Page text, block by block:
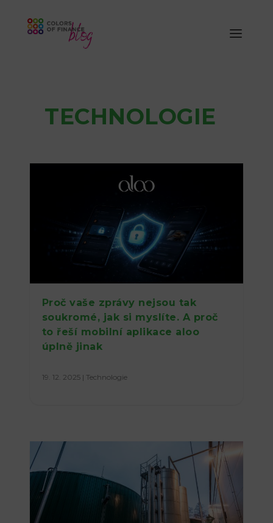
TECHNOLOGIE
Proč vaše zprávy nejsou tak
soukromé, jak si myslíte. A proč
to řeší mobilní aplikace aloo
úplně jinak
19. 12. 2025| Technologie